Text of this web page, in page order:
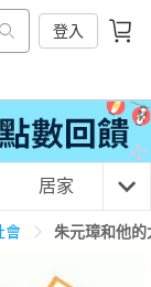
登入
居家 3C
會 朱元璋和他